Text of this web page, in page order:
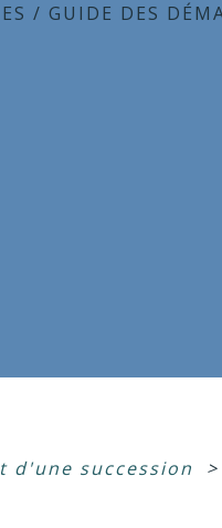
/GUIDE DES
d'une succession >